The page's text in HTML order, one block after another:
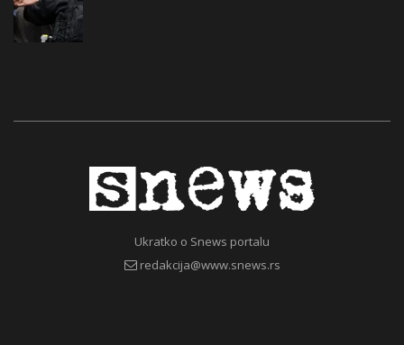
Ukratko o Snews portalu
redakcija@www.snews.rs